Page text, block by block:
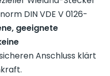
DIN VDE V 0126-
geeignete
Anschluss klärt